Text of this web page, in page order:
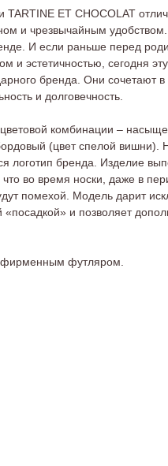
ET CHOCOLAT
и чрезвычайным удобством.
И если раньше перед
и эстетичностью, сегодня
бренда. Они сочетают в
и долговечность.
комбинации –
(цвет спелой вишни).
логотип бренда. Изделие
что во время носки, даже в
помехой. Модель дарит
и позволяет
фирменным футляром.